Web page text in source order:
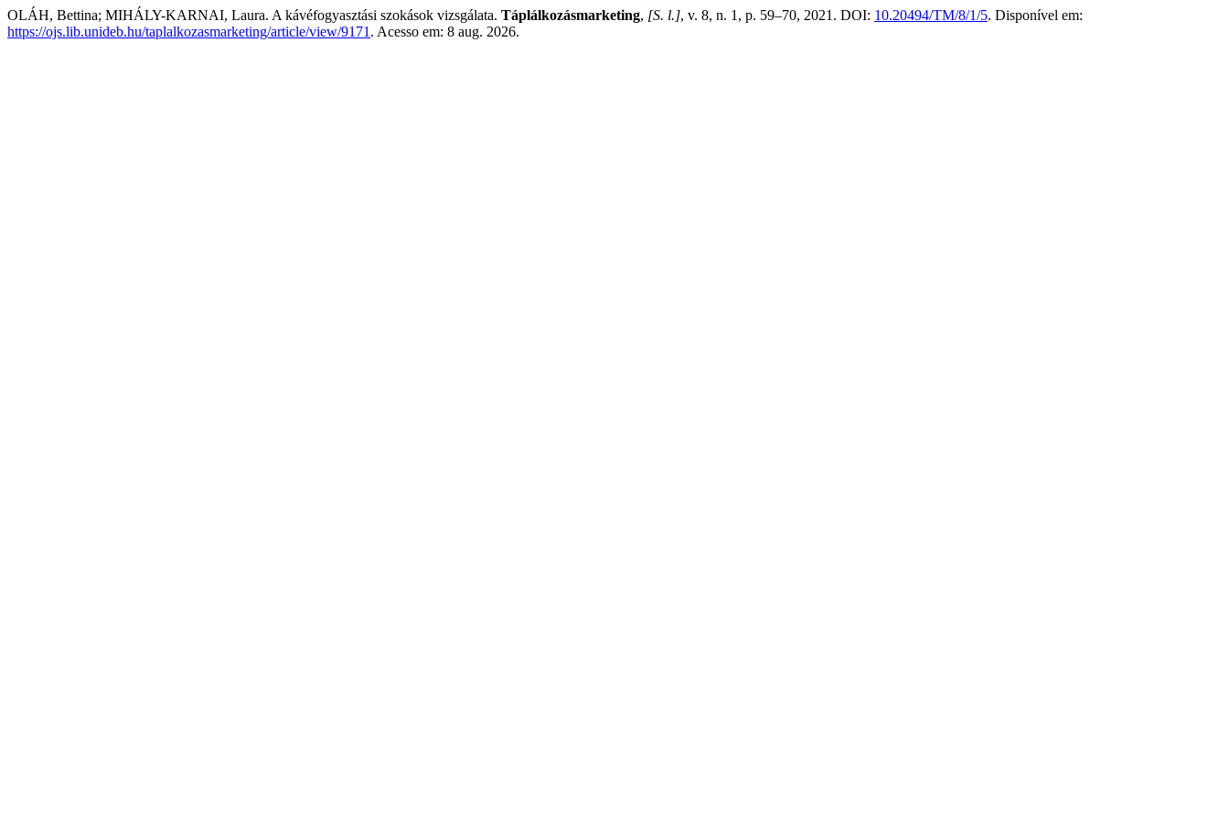
OLÁH, Bettina; MIHÁLY-KARNAI, Laura. A kávéfogyasztási szokások vizsgálata. Táplálkozásmarketing, [S. l.], v. 8, n. 1, p. 59–70, 2021. DOI: 10.20494/TM/8/1/5. Disponível em:
https://ojs.lib.unideb.hu/taplalkozasmarketing/article/view/9171 . Acesso em: 8 aug. 2026.